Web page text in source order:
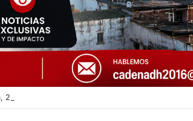
26 años después, el reglamento de su Policía Local